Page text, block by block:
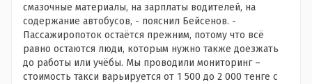
смазочные материалы, на зарплаты водителей, на
содержание автобусов, - пояснил Бейсенов. -
Пассажиропоток остаётся прежним, потому что всё
равно остаются люди, которым нужно также доезжать
до работы или учёбы. Мы проводили мониторинг –
стоимость такси варьируется от 1 500 до 2 000 тенге с